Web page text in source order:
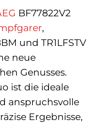
BF77822V2
,
und TR1LFSTV
neue
Genusses.
ist die ideale
anspruchsvolle
Ergebnisse,